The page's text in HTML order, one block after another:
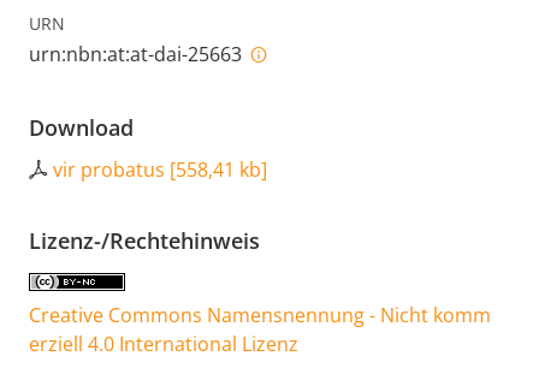
URN
urn:nbn:at:at-dai-25663
Download
vir probatus [558,41 kb]
Lizenz-/Rechtehinweis
Creative Commons Namensnennung - Nicht komm
erziell 4.0 International Lizenz